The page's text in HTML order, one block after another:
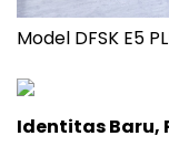
Model DFSK E5
Identitas Baru,